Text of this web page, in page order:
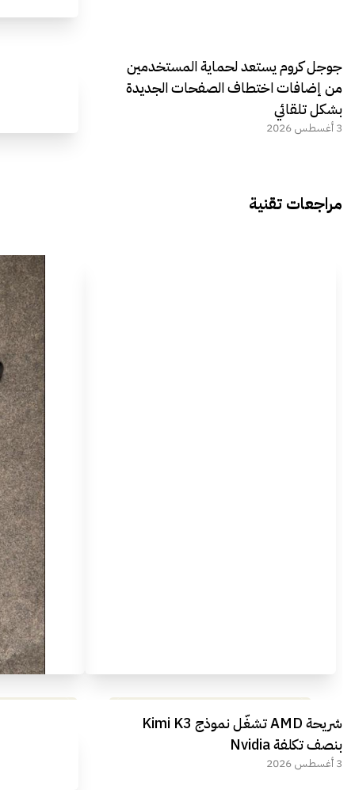
جوجل كروم يستعد لحماية المستخدمين
من إضافات اختطاف الصفحات الجديدة
بشكل تلقائي
3 أغسطس 2026
مراجعات تقنية
مراجعة شاملة لعملاق الألعاب
الجديد REDMAGIC 11 AIR
شريحة AMD تشغّل نموذج Kimi K3
بنصف تكلفة Nvidia
3 أغسطس 2026